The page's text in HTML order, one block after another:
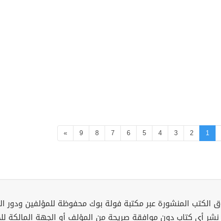
1
2
3
4
5
6
7
8
9
»
الكتب المنشورة عبر مكتبة فولة بوك محفوظة للمؤلفين ودور
نشر أي كتاب دون موافقة صريحة من المؤلف أو الجهة المالكة